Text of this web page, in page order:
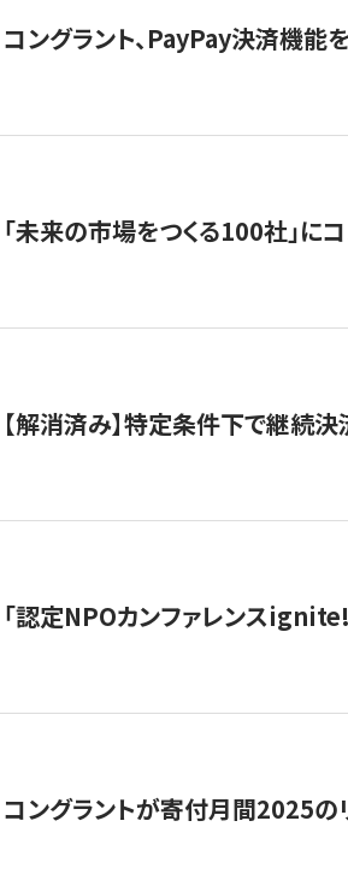
コングラント、PayPay決済機能
「未来の市場をつくる100社」に
【解消済み】特定条件下で継続
「認定NPOカンファレンス
コングラントが寄付月間2025の